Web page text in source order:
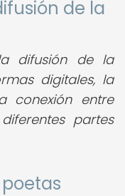
de la
difusión de la
digitales, la
conexión entre
partes